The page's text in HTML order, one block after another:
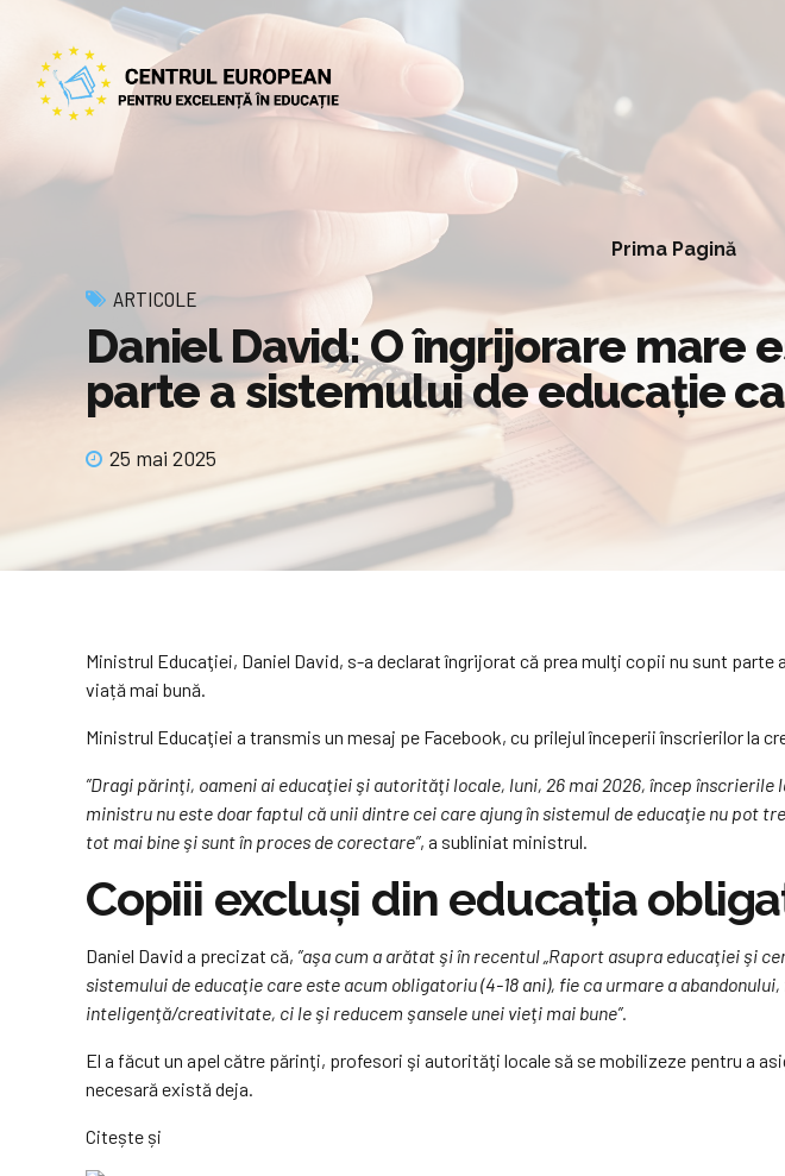
Prima Pagină
ARTICOLE
Daniel David: O îngrijorare mare
parte a sistemului de educaţie
25 mai 2025
Ministrul Educaţiei, Daniel David, s-a declarat îngrijorat că prea mulţi copii nu sunt
viață mai bună.
Ministrul Educaţiei a transmis un mesaj pe Facebook, cu prilejul începerii înscrierilor la
”Dragi părinţi, oameni ai educaţiei şi autorităţi locale, luni, 26 mai 2026, încep
ministru nu este doar faptul că unii dintre cei care ajung în sistemul de educaţie nu pot
tot mai bine şi sunt în proces de corectare”, a subliniat ministrul.
Copiii excluși din educația
Daniel David a precizat că, ”aşa cum a arătat şi în recentul „Raport asupra educaţiei şi
sistemului de educaţie care este acum obligatoriu (4-18 ani), fie ca urmare a
inteligenţă/creativitate, ci le şi reducem şansele unei vieţi mai bune”.
El a făcut un apel către părinţi, profesori şi autorităţi locale să se mobilizeze pentru a
necesară există deja.
Citește și